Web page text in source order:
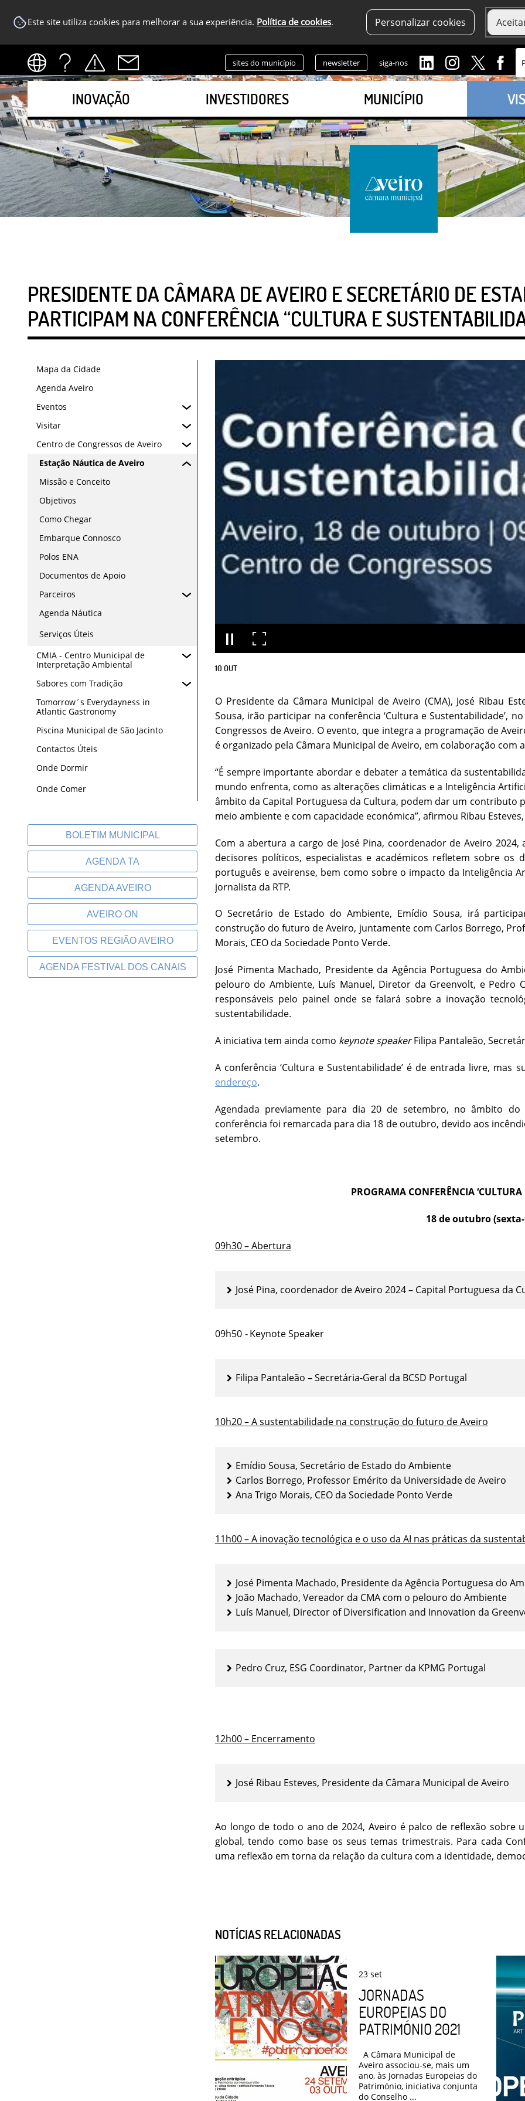
Este site utiliza cookies para melhorar a sua experiência. Política de cookies. Personalizar cookies
sites do município newsletter siga-nos
INOVAÇÃO INVESTIDORES MUNICÍPIO
PRESIDENTE DA CÂMARA DE AVEIRO E SECRETÁRIO DE
PARTICIPAM NA CONFERÊNCIA “CULTURA E
Mapa da Cidade
Agenda Aveiro
Eventos
Visitar
Centro de Congressos de Aveiro
Estação Náutica de Aveiro
Missão e Conceito
Objetivos
Como Chegar
Embarque Connosco
Polos ENA
Documentos de Apoio
Parceiros
Agenda Náutica
Serviços Úteis
CMIA - Centro Municipal de
Interpretação Ambiental
Sabores com Tradição
Tomorrow´s Everydayness in
Atlantic Gastronomy
Piscina Municipal de São Jacinto
Contactos Úteis
Onde Dormir
Onde Comer
BOLETIM MUNICIPAL
AGENDA TA
AGENDA AVEIRO
AVEIRO ON
EVENTOS REGIÃO AVEIRO
AGENDA FESTIVAL DOS CANAIS
10 OUT
O Presidente da Câmara Municipal de Aveiro (CMA), José Ribau
Sousa, irão participar na conferência ‘Cultura e Sustentabilidade’,
Congressos de Aveiro. O evento, que integra a programação de
é organizado pela Câmara Municipal de Aveiro, em colaboração com a
“É sempre importante abordar e debater a temática da
mundo enfrenta, como as alterações climáticas e a Inteligência
âmbito da Capital Portuguesa da Cultura, podem dar um contributo
meio ambiente e com capacidade económica”, afirmou Ribau
Com a abertura a cargo de José Pina, coordenador de Aveiro
decisores políticos, especialistas e académicos refletem sobre
português e aveirense, bem como sobre o impacto da Inteligência
jornalista da RTP.
O Secretário de Estado do Ambiente, Emídio Sousa, irá
construção do futuro de Aveiro, juntamente com Carlos Borrego,
Morais, CEO da Sociedade Ponto Verde.
José Pimenta Machado, Presidente da Agência Portuguesa do
pelouro do Ambiente, Luís Manuel, Diretor da Greenvolt, e Pedro
responsáveis pelo painel onde se falará sobre a inovação
sustentabilidade.
A iniciativa tem ainda como keynote speakerFilipa Pantaleão,
A conferência ‘Cultura e Sustentabilidade’ é de entrada livre, mas
endereço.
Agendada previamente para dia 20 de setembro, no âmbito
conferência foi remarcada para dia 18 de outubro, devido aos
setembro.
PROGRAMA CONFERÊNCIA ‘CULTURA
18 de outubro
09h30 – Abertura
José Pina, coordenador de Aveiro 2024 – Capital Portuguesa da
09h50 -Keynote Speaker
Filipa Pantaleão – Secretária-Geral da BCSD Portugal
10h20 – A sustentabilidade na construção do futuro de Aveiro
Emídio Sousa, Secretário de Estado do Ambiente
Carlos Borrego, Professor Emérito da Universidade de Aveiro
Ana Trigo Morais, CEO da Sociedade Ponto Verde
11h00 – A inovação tecnológica e o uso da AI nas práticas da
José Pimenta Machado, Presidente da Agência Portuguesa do
João Machado, Vereador da CMA com o pelouro do Ambiente
Luís Manuel, Director of Diversification and Innovation da
Pedro Cruz, ESG Coordinator, Partner da KPMG Portugal
12h00 – Encerramento
José Ribau Esteves, Presidente da Câmara Municipal de Aveiro
Ao longo de todo o ano de 2024, Aveiro é palco de reflexão sobre
global, tendo como base os seus temas trimestrais. Para cada
uma reflexão em torna da relação da cultura com a identidade,
NOTÍCIAS RELACIONADAS
23 set
JORNADAS
EUROPEIAS DO
PATRIMÓNIO 2021
A Câmara Municipal de
Aveiro associou-se, mais um
ano, às Jornadas Europeias do
Património, iniciativa conjunta
do Conselho ...